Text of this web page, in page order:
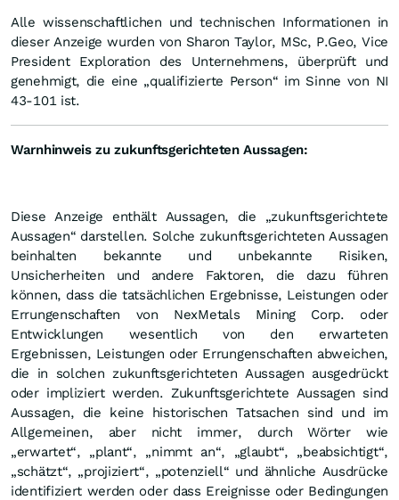
Alle wissenschaftlichen und technischen Informationen in
dieser Anzeige wurden von Sharon Taylor, MSc, P.Geo, Vice
President Exploration des Unternehmens, überprüft und
genehmigt, die eine „qualifizierte Person“ im Sinne von NI
43-101 ist.
Warnhinweis zu zukunftsgerichteten Aussagen:
Diese Anzeige enthält Aussagen, die „zukunftsgerichtete
Aussagen“ darstellen. Solche zukunftsgerichteten Aussagen
beinhalten bekannte und unbekannte Risiken,
Unsicherheiten und andere Faktoren, die dazu führen
können, dass die tatsächlichen Ergebnisse, Leistungen oder
Errungenschaften von NexMetals Mining Corp. oder
Entwicklungen wesentlich von den erwarteten
Ergebnissen, Leistungen oder Errungenschaften abweichen,
die in solchen zukunftsgerichteten Aussagen ausgedrückt
oder impliziert werden. Zukunftsgerichtete Aussagen sind
Aussagen, die keine historischen Tatsachen sind und im
Allgemeinen, aber nicht immer, durch Wörter wie
„erwartet“, „plant“, „nimmt an“, „glaubt“, „beabsichtigt“,
„schätzt“, „projiziert“, „potenziell“ und ähnliche Ausdrücke
identifiziert werden oder dass Ereignisse oder Bedingungen